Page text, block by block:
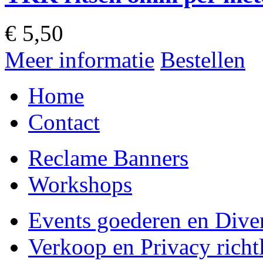
€ 5,50
Meer informatie Bestellen
Home
Contact
Reclame Banners
Workshops
Events goederen en
Verkoop en Privacy